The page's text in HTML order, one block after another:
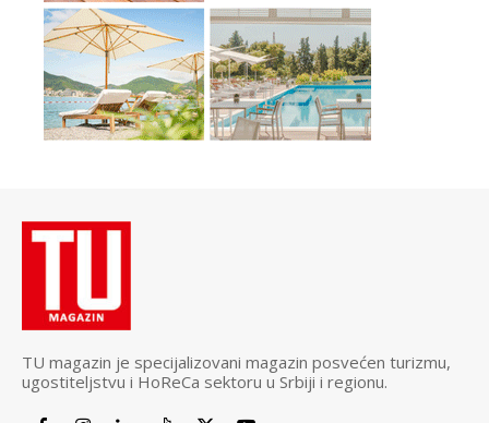
TU magazin je specijalizovani magazin posvećen turizmu,
ugostiteljstvu i HoReCa sektoru u Srbiji i regionu.